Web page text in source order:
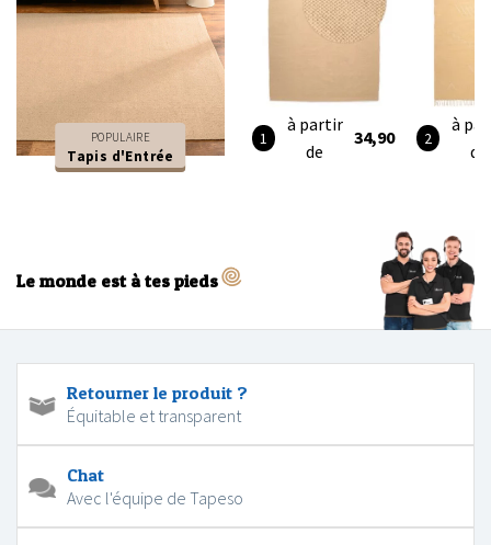
POPULAIRE
Tapis d'Entrée
à partir
de
34,90
à
de
Le monde est à tes pieds
Retourner le produit ?
Équitable et transparent
Chat
Avec l'équipe de Tapeso